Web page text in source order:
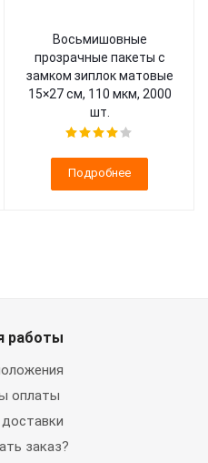
Восьмишовные
прозрачные пакеты с
замком зиплок матовые
15×27 см, 110 мкм, 2000
шт.
Подробнее
работы
оплаты
заказ?